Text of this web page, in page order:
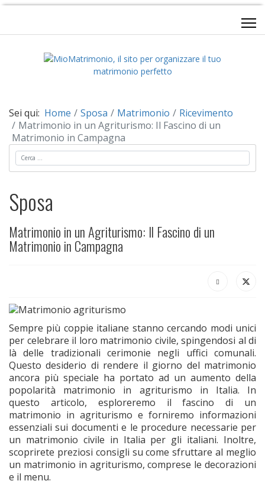
Sei qui: Home Sposa Matrimonio
Ricevimento
Matrimonio in un Agriturismo: Il Fascino di un
Matrimonio in Campagna
Cerca
Sposa
Matrimonio in un Agriturismo: Il Fascino di un
Matrimonio in Campagna
Sempre più coppie italiane stanno cercando modi unici
per celebrare il loro matrimonio civile, spingendosi al di
là delle tradizionali cerimonie negli uffici comunali.
Questo desiderio di rendere il giorno del matrimonio
ancora più speciale ha portato ad un aumento della
popolarità matrimonio in agriturismo in Italia. In
questo articolo, esploreremo il fascino di un
matrimonio in agriturismo e forniremo informazioni
essenziali sui documenti e le procedure necessarie per
un matrimonio civile in Italia per gli italiani. Inoltre,
scoprirete preziosi consigli su come sfruttare al meglio
un matrimonio in agriturismo, comprese le decorazioni
e il menu.